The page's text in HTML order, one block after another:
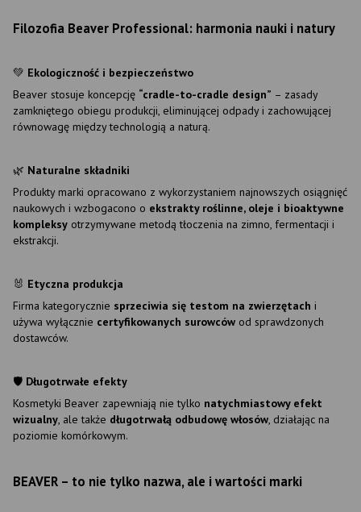
Filozofia Beaver Professional: harmonia nauki i natury
💚 Ekologiczność i bezpieczeństwo
Beaver stosuje koncepcję “cradle-to-cradle design” – zasady
zamkniętego obiegu produkcji, eliminującej odpady i zachowującej
równowagę między technologią a naturą.
🌿 Naturalne składniki
Produkty marki opracowano z wykorzystaniem najnowszych osiągnięć
naukowych i wzbogacono o ekstrakty roślinne, oleje i bioaktywne
kompleksy otrzymywane metodą tłoczenia na zimno, fermentacji i
ekstrakcji.
🐰 Etyczna produkcja
Firma kategorycznie sprzeciwia się testom na zwierzętach i
używa wyłącznie certyfikowanych surowców od sprawdzonych
dostawców.
🛡 Długotrwałe efekty
Kosmetyki Beaver zapewniają nie tylko natychmiastowy efekt
wizualny, ale także długotrwałą odbudowę włosów, działając na
poziomie komórkowym.
BEAVER – to nie tylko nazwa, ale i wartości marki